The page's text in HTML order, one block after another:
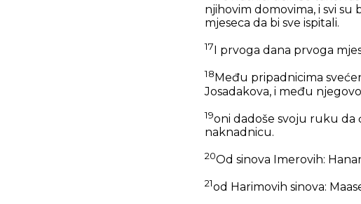
njihovim domovima, i svi
mjeseca da bi sve ispitali.
17 I prvoga dana prvoga
18 Među pripadnicima
Josadakova, i među
19oni dadoše svoju ruku da
naknadnicu.
20Od sinova Imerovih:
21od Harimovih sinova: